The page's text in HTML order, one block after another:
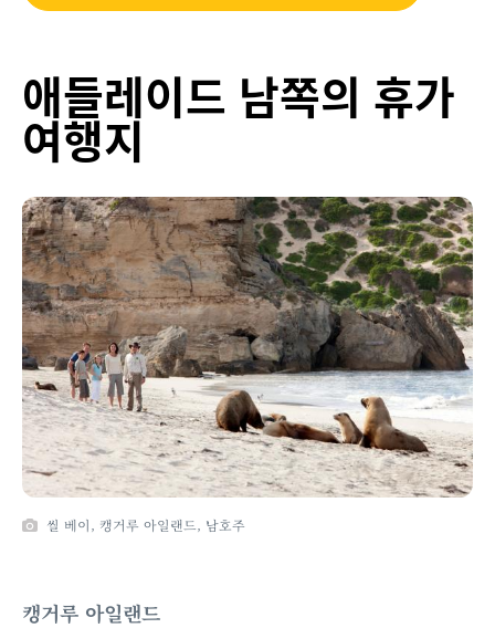
애들레이드 남쪽의 휴가
여행지
씰 베이, 캥거루 아일랜드, 남호주
캥거루 아일랜드